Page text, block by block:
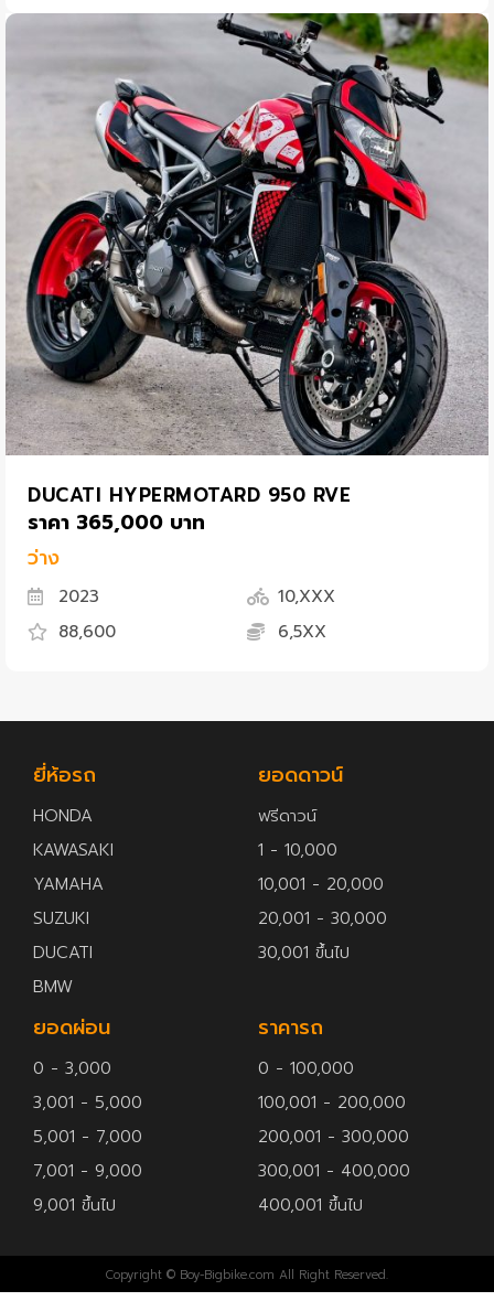
DUCATI HYPERMOTARD 950 RVE
ราคา 365,000 บาท
ว่าง
2023
10,XXX
88,600
6,5XX
ยี่ห้อรถ
HONDA
KAWASAKI
YAMAHA
SUZUKI
DUCATI
BMW
ยอดดาวน์
ฟรีดาวน์
1 - 10,000
10,001 - 20,000
20,001 - 30,000
30,001 ขึ้นไป
ยอดผ่อน
0 - 3,000
3,001 - 5,000
5,001 - 7,000
7,001 - 9,000
9,001 ขึ้นไป
ราคารถ
0 - 100,000
100,001 - 200,000
200,001 - 300,000
300,001 - 400,000
400,001 ขึ้นไป
Copyright © Boy-Bigbike.com All Right Reserved.